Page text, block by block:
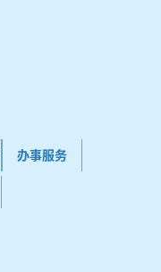
办事服务